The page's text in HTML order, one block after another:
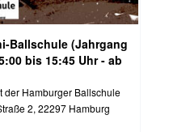
Ballschule (Jahrgang
bis 15:45 Uhr - ab
der Hamburger Ballschule
2, 22297 Hamburg